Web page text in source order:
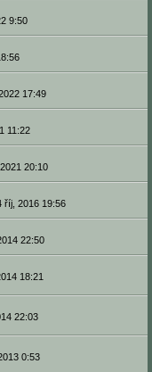
9:50
17:49
11:22
20:10
říj, 2016 19:56
22:50
18:21
22:03
0:53